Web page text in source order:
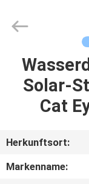
HEIM
PRODUKTE
ÜBER
UNS
Ltd..
Solar-
Cat
Herkunftsort:
Markenname: